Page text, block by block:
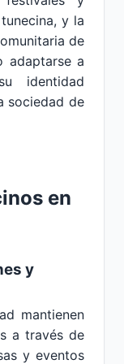
y la
de
adaptarse a
identidad
sociedad de
en
y
mantienen
a través de
y eventos